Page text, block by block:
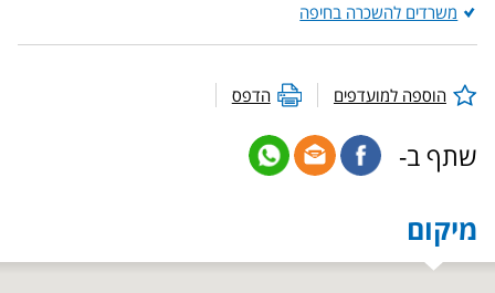
משרדים להשכרה בחיפה
הוספה למועדפים הדפס
שתף ב-
מיקום